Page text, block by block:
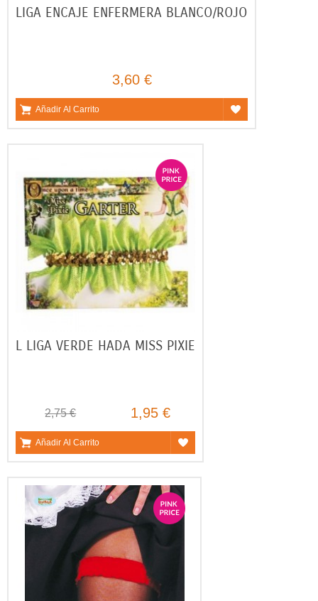
LIGA ENCAJE ENFERMERA BLANCO/ROJO
3,60 €
Añadir Al Carrito
L LIGA VERDE HADA MISS PIXIE
2,75 € 1,95 €
Añadir Al Carrito